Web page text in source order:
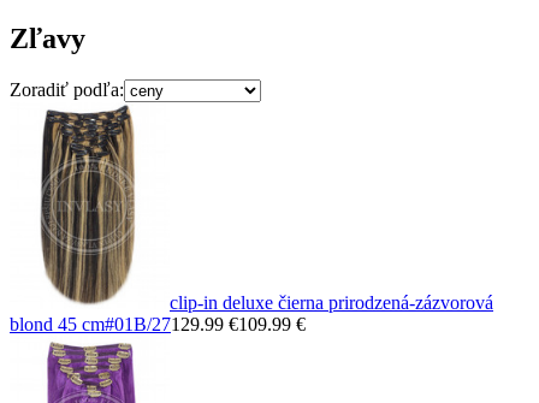
Zľavy
Zoradiť podľa:
clip-in deluxe čierna prirodzená-zázvorová
blond 45 cm#01B/27129.99 €109.99 €